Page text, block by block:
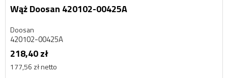
Wąż Doosan 420102-00425A
Doosan
420102-00425A
218,40 zł
177,56 zł netto